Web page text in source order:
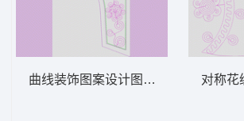
曲线装饰图案设计图 绳绣 盘带 链目绣
对称花